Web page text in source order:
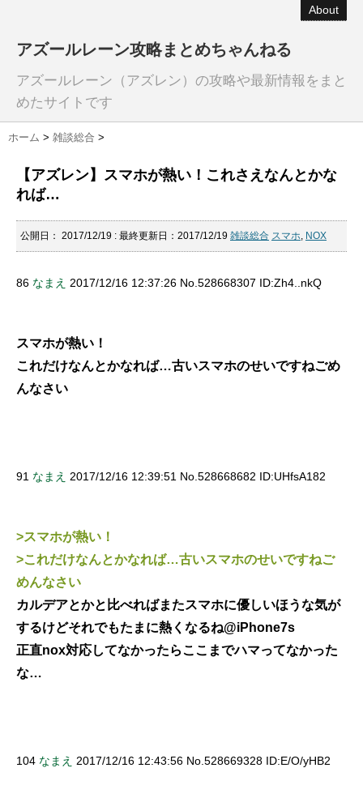
About
アズールレーン攻略まとめちゃんねる
アズールレーン（アズレン）の攻略や最新情報をまと
めたサイトです
ホーム > 雑談総合 >
【アズレン】スマホが熱い！これさえなんとかな
れば…
公開日： 2017/12/19 : 最終更新日：2017/12/19 雑談総合 スマホ, NOX
86 なまえ 2017/12/16 12:37:26 No.528668307 ID:Zh4..nkQ
スマホが熱い！
これだけなんとかなれば…古いスマホのせいですねごめ
んなさい
91 なまえ 2017/12/16 12:39:51 No.528668682 ID:UHfsA182
>スマホが熱い！
>これだけなんとかなれば…古いスマホのせいですねご
めんなさい
カルデアとかと比べればまたスマホに優しいほうな気が
するけどそれでもたまに熱くなるね@iPhone7s
正直nox対応してなかったらここまでハマってなかった
な…
104 なまえ 2017/12/16 12:43:56 No.528669328 ID:E/O/yHB2